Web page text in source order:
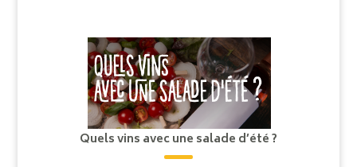
Quels vins avec une salade d’été ?